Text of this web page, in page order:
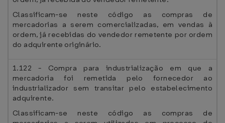
Classificam-se neste código as compras de
mercadorias a serem comercializadas, em vendas à
ordem, já recebidas do vendedor remetente por ordem
do adquirente originário.
1.122 - Compra para industrialização em que a
mercadoria foi remetida pelo fornecedor ao
industrializador sem transitar pelo estabelecimento
adquirente.
Classificam-se neste código as compras de